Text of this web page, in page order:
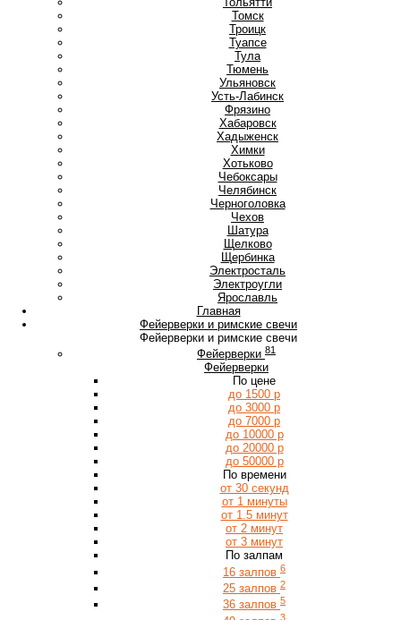
Томск
Троицк
Туапсе
Тула
Тюмень
Ульяновск
Усть-Лабинск
Фрязино
Хабаровск
Хадыженск
Химки
Хотьково
Чебоксары
Челябинск
Черноголовка
Чехов
Шатура
Щелково
Щербинка
Электросталь
Электроугли
Ярославль
Главная
Фейерверки и римские свечи
Фейерверки и римские свечи
Фейерверки 81
Фейерверки
По цене
до 1500 р
до 3000 р
до 7000 р
до 10000 р
до 20000 р
до 50000 р
По времени
от 30 секунд
от 1 минуты
от 1.5 минут
от 2 минут
от 3 минут
По залпам
16 залпов 6
25 залпов 2
36 залпов 5
3